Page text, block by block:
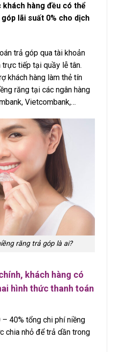
khách hàng đều có thể
lãi suất 0% cho dịch
trả góp qua tài khoản
tiếp tại quầy lễ tân.
khách hàng làm thẻ tín
răng tại các ngân hàng
Vietcombank,…
răng trả góp là ai?
khách hàng có
hình thức thanh toán
40% tổng chi phí niềng
chia nhỏ để trả dần trong